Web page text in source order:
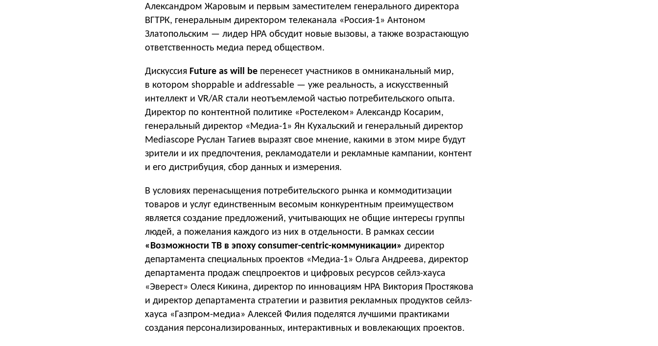
Александром Жаровым и первым заместителем генерального директора
ВГТРК, генеральным директором телеканала «Россия-1» Антоном
Златопольским — лидер НРА обсудит новые вызовы, а также возрастающую
ответственность медиа перед обществом.
Дискуссия Future as will be перенесет участников в омниканальный мир,
в котором shoppable и addressable — уже реальность, а искусственный
интеллект и VR/AR стали неотъемлемой частью потребительского опыта.
Директор по контентной политике «Ростелеком» Александр Косарим,
генеральный директор «Медиа-1» Ян Кухальский и генеральный директор
Mediascope Руслан Тагиев выразят свое мнение, какими в этом мире будут
зрители и их предпочтения, рекламодатели и рекламные кампании, контент
и его дистрибуция, сбор данных и измерения.
В условиях перенасыщения потребительского рынка и коммодитизации
товаров и услуг единственным весомым конкурентным преимуществом
является создание предложений, учитывающих не общие интересы группы
людей, а пожелания каждого из них в отдельности. В рамках сессии
«Возможности ТВ в эпоху consumer-centric-коммуникации» директор
департамента специальных проектов «Медиа-1» Ольга Андреева, директор
департамента продаж спецпроектов и цифровых ресурсов сейлз-хауса
«Эверест» Олеся Кикина, директор по инновациям НРА Виктория Простякова
и директор департамента стратегии и развития рекламных продуктов сейлз-
хауса «Газпром-медиа» Алексей Филия поделятся лучшими практиками
создания персонализированных, интерактивных и вовлекающих проектов.